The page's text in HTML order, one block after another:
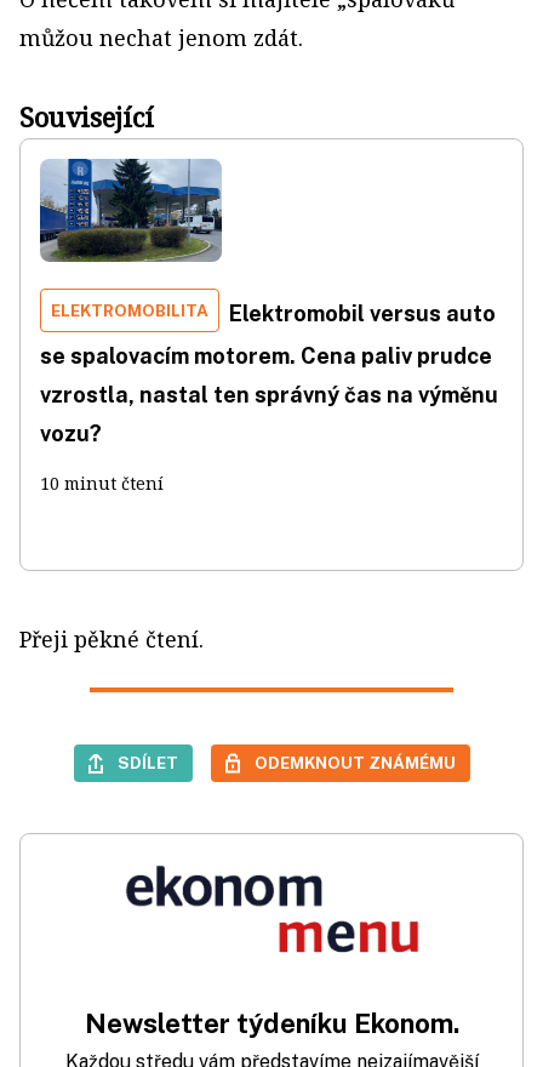
můžou nechat jenom zdát.
Související
ELEKTROMOBILITA
Elektromobil versus auto
se spalovacím motorem. Cena paliv prudce
vzrostla, nastal ten správný čas na výměnu
vozu?
10 minut čtení
Přeji pěkné čtení.
SDÍLET ODEMKNOUT ZNÁMÉMU
Newsletter týdeníku Ekonom.
Každou středu vám představíme nejzajímavější